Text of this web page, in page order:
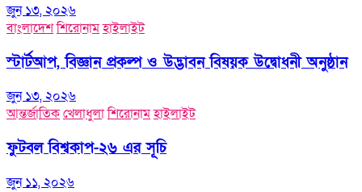
জুন ১৩, ২০২৬
বাংলাদেশশিরোনামহাইলাইট
স্টার্টআপ, বিজ্ঞান প্রকল্প ও উদ্ভাবন বিষয়ক উদ্বোধনী অনুষ্ঠান
জুন ১৩, ২০২৬
আন্তর্জাতিকখেলাধুলাশিরোনামহাইলাইট
ফুটবল বিশ্বকাপ-২৬ এর সূচি
জুন ১১, ২০২৬